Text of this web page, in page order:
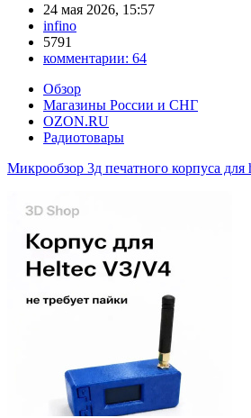
24 мая 2026, 15:57
infino
5791
комментарии: 64
Обзор
Магазины России и СНГ
OZON.RU
Радиотовары
Микрообзор 3д печатного корпуса для